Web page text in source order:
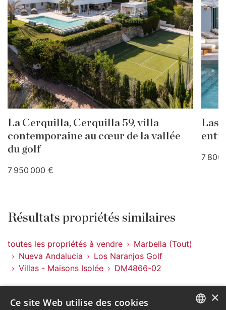
La Cerquilla, Cerquilla 59, villa
contemporaine au cœur de la vallée
du golf
7 950 000 €
Las
7 800
Résultats propriétés similaires
toutes les propriétés à vendre
Marbella (Tout)
Nueva Andalucia
Los Naranjos Golf
Villas - Maisons Isolée
DM4866-02
Propriétés à Nueva Andalucia
×
Ce site Web utilise des cookies